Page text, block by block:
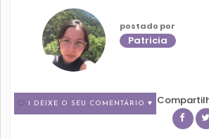
postado por
Patricia
1 DEIXE O SEU COMENTÁRIO ♥